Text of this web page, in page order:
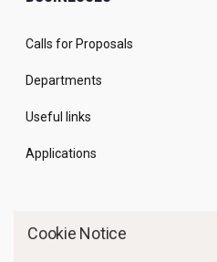
Calls for Proposals
Departments
Useful links
Applications
Cookie Notice